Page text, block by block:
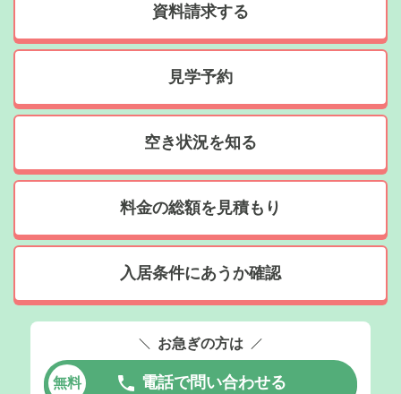
資料請求する
見学予約
空き状況を知る
料金の総額を見積もり
入居条件にあうか確認
お急ぎの方は
無料 電話で問い合わせる